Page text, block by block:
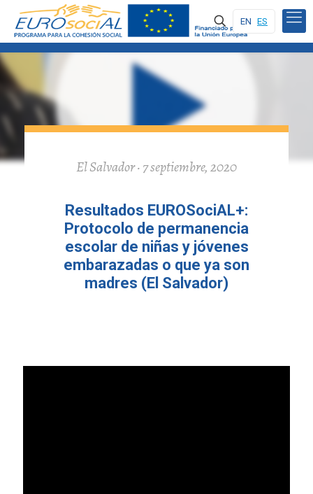
EN ES
El Salvador · 7 septiembre, 2020
Resultados EUROSociAL+:
Protocolo de permanencia
escolar de niñas y jóvenes
embarazadas o que ya son
madres (El Salvador)